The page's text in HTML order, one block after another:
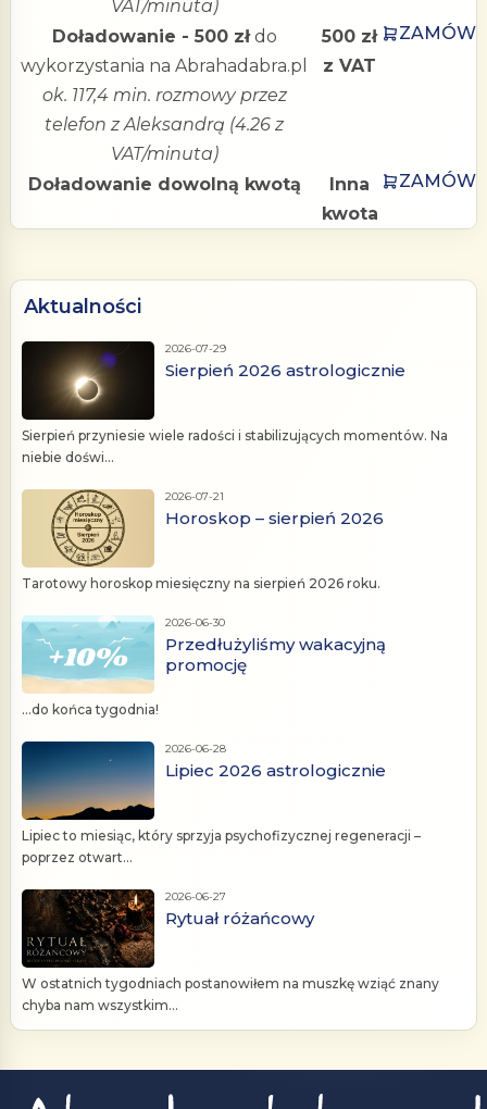
VAT/minuta)
Doładowanie - 500 złdo
wykorzystania na Abrahadabra.pl
ok. 117,4 min. rozmowy przez
telefon z Aleksandrą (4.26 z
VAT/minuta)
500 zł
z VAT
ZAMÓW
Doładowanie dowolną kwotą
Inna
kwota
ZAMÓW
Aktualności
2026-07-29
Sierpień 2026 astrologicznie
Sierpień przyniesie wiele radości i stabilizujących momentów. Na
niebie doświ...
2026-07-21
Horoskop – sierpień 2026
Tarotowy horoskop miesięczny na sierpień 2026 roku.
2026-06-30
Przedłużyliśmy wakacyjną
promocję
...do końca tygodnia!
2026-06-28
Lipiec 2026 astrologicznie
Lipiec to miesiąc, który sprzyja psychofizycznej regeneracji –
poprzez otwart...
2026-06-27
Rytuał różańcowy
W ostatnich tygodniach postanowiłem na muszkę wziąć znany
chyba nam wszystkim...